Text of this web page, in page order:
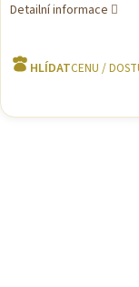
Detailní informace
HLÍDAT